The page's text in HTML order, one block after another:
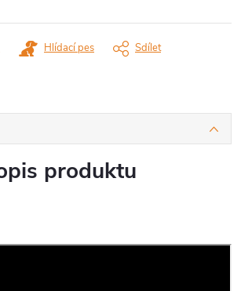
Hlídací pes Sdílet
produktu